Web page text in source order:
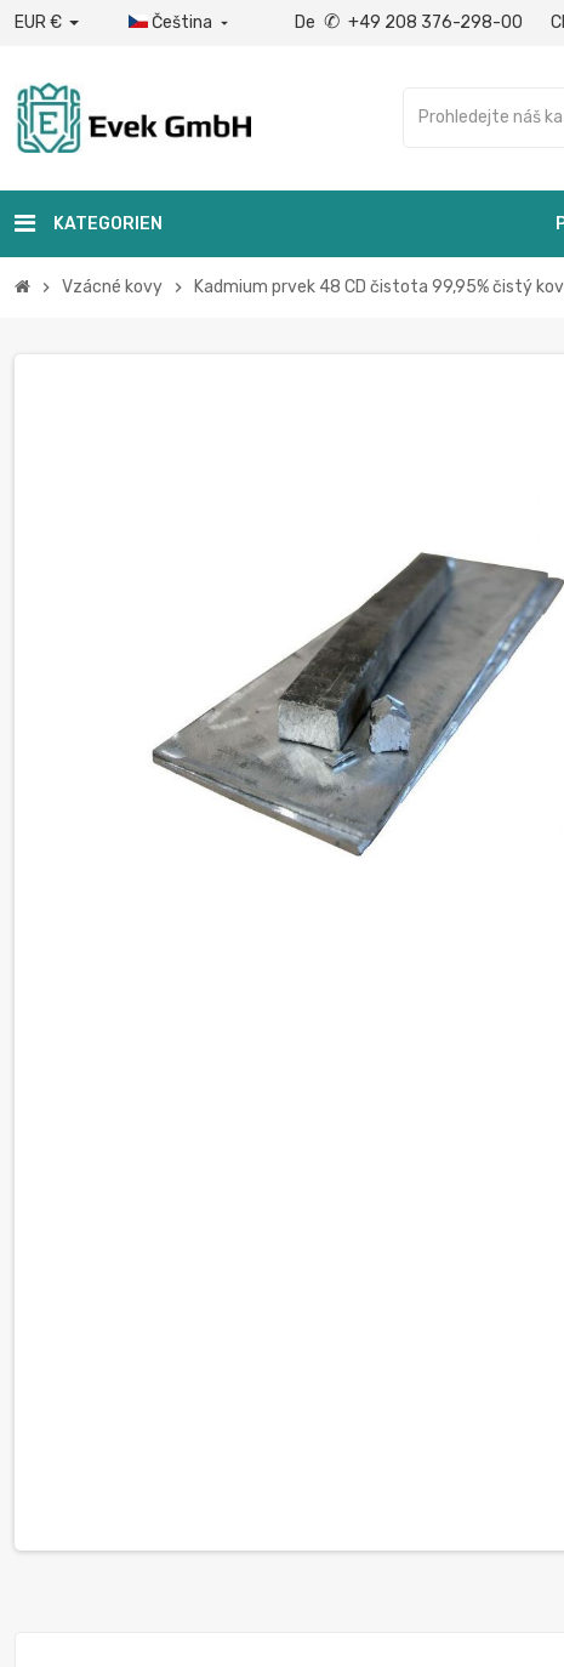
EUR € Čeština  De ✆ +49 208 376-298-00
KATEGORIEN
chevron_right Vzácné kovy chevron_right Kadmium prvek 48 CD čistota 99,95% čistý